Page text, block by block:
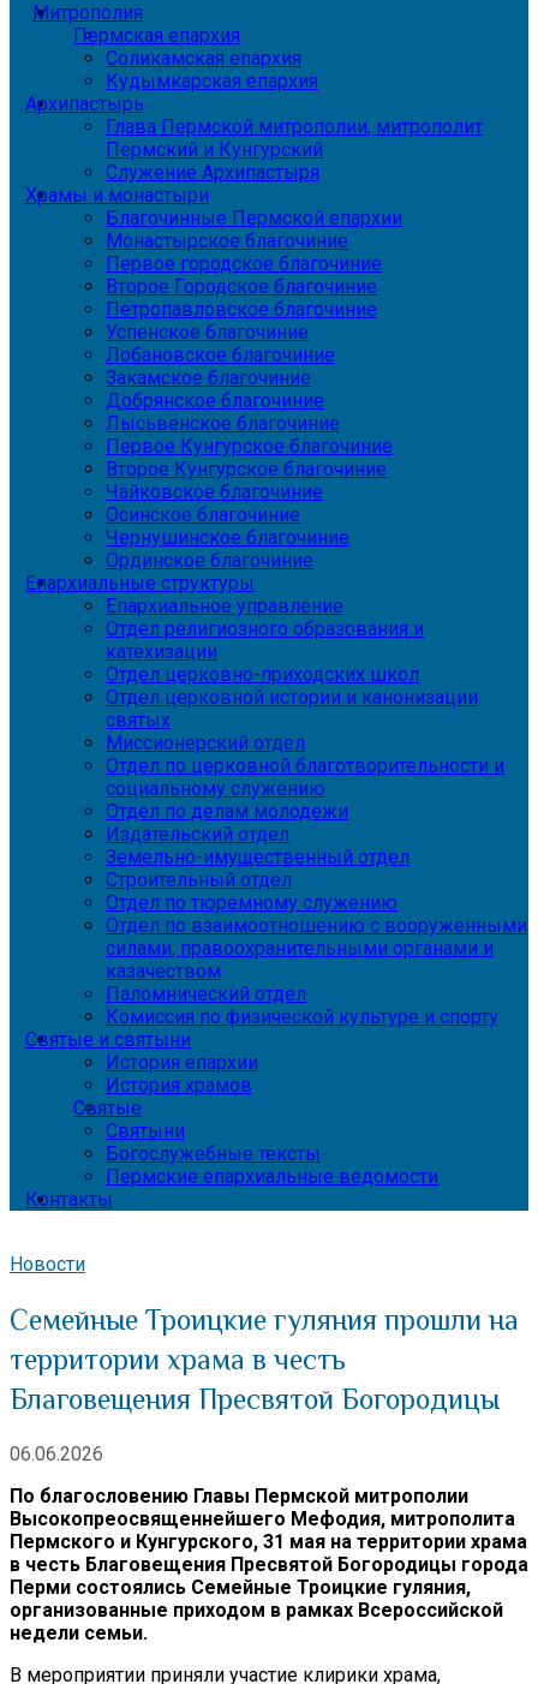
Митрополия
Пермская епархия
Соликамская епархия
Кудымкарская епархия
Архипастырь
Глава Пермской митрополии, митрополит
Пермский и Кунгурский
Служение Архипастыря
Храмы и монастыри
Благочинные Пермской епархии
Монастырское благочиние
Первое городское благочиние
Второе Городское благочиние
Петропавловское благочиние
Успенское благочиние
Лобановское благочиние
Закамское благочиние
Добрянское благочиние
Лысьвенское благочиние
Первое Кунгурское благочиние
Второе Кунгурское благочиние
Чайковское благочиние
Осинское благочиние
Чернушинское благочиние
Ординское благочиние
Епархиальные структуры
Епархиальное управление
Отдел религиозного образования и
катехизации
Отдел церковно-приходских школ
Отдел церковной истории и канонизации
святых
Миссионерский отдел
Отдел по церковной благотворительности и
социальному служению
Отдел по делам молодежи
Издательский отдел
Земельно-имущественный отдел
Строительный отдел
Отдел по тюремному служению
Отдел по взаимоотношению с вооруженными
силами, правоохранительными органами и
казачеством
Паломнический отдел
Комиссия по физической культуре и спорту
Святые и святыни
История епархии
История храмов
Святые
Святыни
Богослужебные тексты
Пермские епархиальные ведомости
Контакты
Новости
Семейные Троицкие гуляния прошли на
территории храма в честь
Благовещения Пресвятой Богородицы
06.06.2026
По благословению Главы Пермской митрополии
Высокопреосвященнейшего Мефодия, митрополита
Пермского и Кунгурского, 31 мая на территории храма
в честь Благовещения Пресвятой Богородицы города
Перми состоялись Семейные Троицкие гуляния,
организованные приходом в рамках Всероссийской
недели семьи.
В мероприятии приняли участие клирики храма,